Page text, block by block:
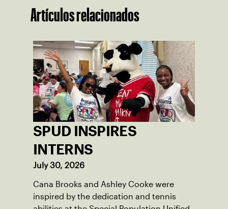
Artículos relacionados
SPUD INSPIRES
INTERNS
July 30, 2026
Cana Brooks and Ashley Cooke were
inspired by the dedication and tennis